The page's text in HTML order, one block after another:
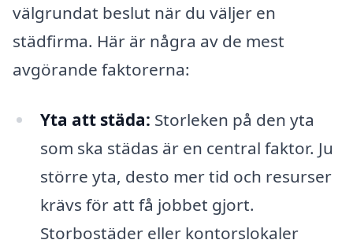
välgrundat beslut när du väljer en
städfirma. Här är några av de mest
avgörande faktorerna:
Yta att städa: Storleken på den yta
som ska städas är en central faktor. Ju
större yta, desto mer tid och resurser
krävs för att få jobbet gjort.
Storbostäder eller kontorslokaler